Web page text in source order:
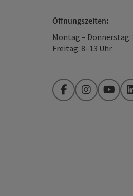
Öffnungszeiten:
Montag – Donnerstag:
Freitag: 8–13 Uhr
FacebookInstagram